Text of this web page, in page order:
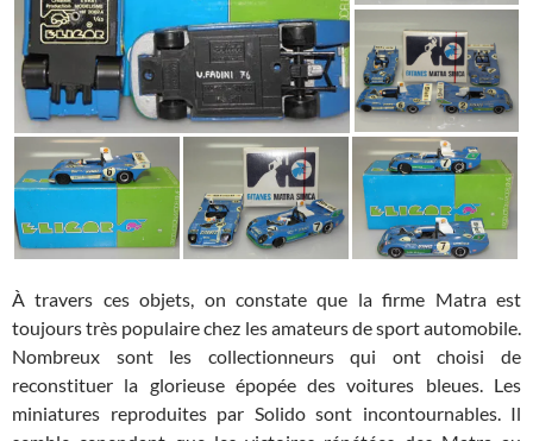
À travers ces objets, on constate que la firme Matra est
toujours très populaire chez les amateurs de sport automobile.
Nombreux sont les collectionneurs qui ont choisi de
reconstituer la glorieuse épopée des voitures bleues. Les
miniatures reproduites par Solido sont incontournables. Il